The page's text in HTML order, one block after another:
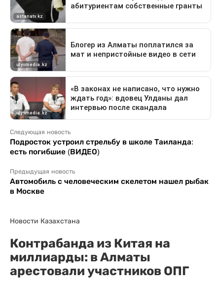
Следующая новость
Подросток устроил стрельбу в школе Таиланда:
есть погибшие (ВИДЕО)
Предыдущая новость
Автомобиль с человеческим скелетом нашел рыбак
в Москве
Новости Казахстана
Контрабанда из Китая на
миллиарды: в Алматы
арестовали участников ОПГ